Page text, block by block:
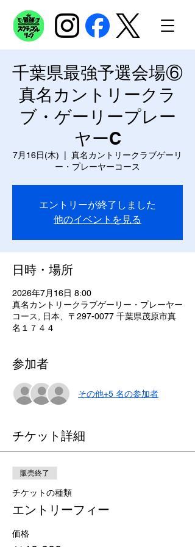
千葉県最強予選会場⑥
真名カントリークラ
ブ・ゲーリープレー
ヤーC
7月16日(木)
真名カントリークラブゲーリ
ー・プレーヤーコース
エントリーが終了しました
他のイベントを見る
日時・場所
2026年7月16日 8:00
真名カントリークラブゲーリー・プレーヤー
コース, 日本、〒297-0077 千葉県茂原市真
名１７４４
参加者
その他+5 名の参加者
チケット詳細
販売終了
チケットの種類
エントリーフィー
価格